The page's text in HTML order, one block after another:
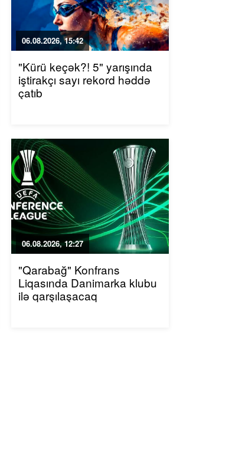
06.08.2026, 15:42
"Kürü keçək?! 5" yarışında
iştirakçı sayı rekord həddə
çatıb
06.08.2026, 12:27
"Qarabağ" Konfrans
Liqasında Danimarka klubu
ilə qarşılaşacaq